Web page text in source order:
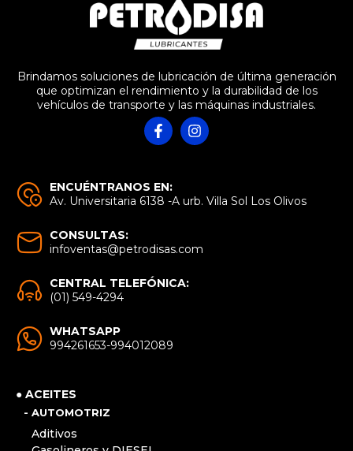
Brindamos soluciones de lubricación de última generación
que optimizan el rendimiento y la durabilidad de los
vehículos de transporte y las máquinas industriales.
ENCUÉNTRANOS EN:
Av. Universitaria 6138 -A urb. Villa Sol Los Olivos
CONSULTAS:
infoventas@petrodisas.com
CENTRAL TELEFÓNICA:
(01) 549-4294
WHATSAPP
994261653-994012089
● ACEITES
- AUTOMOTRIZ
Aditivos